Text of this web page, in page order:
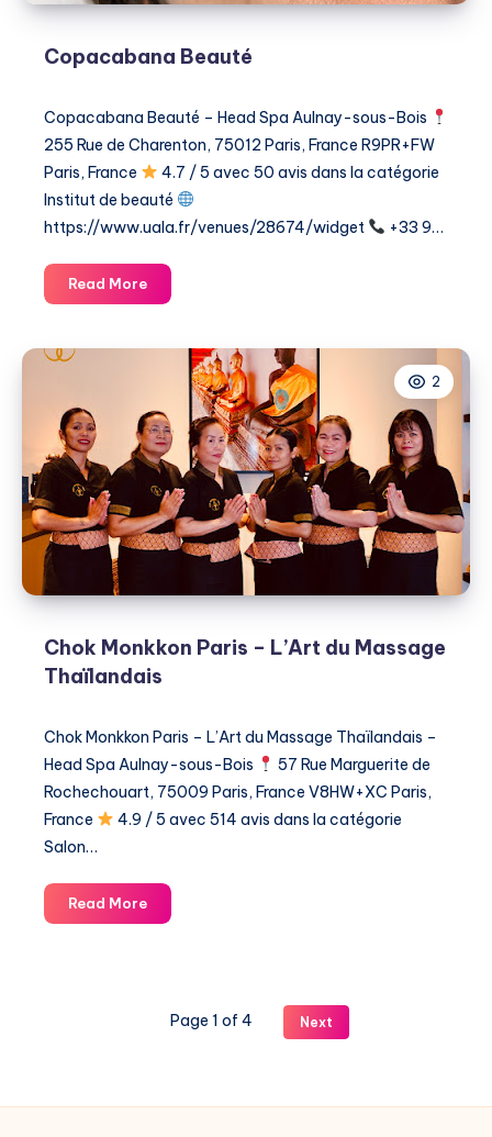
Copacabana Beauté
Copacabana Beauté – Head Spa Aulnay-sous-Bois
255 Rue de Charenton, 75012 Paris, France R9PR+FW
Paris, France
4.7 / 5 avec 50 avis dans la catégorie ​
Institut de beauté
https://www.uala.fr/venues/28674/widget
+33 9…
Read MoreCopacabana
Beauté
2
Chok Monkkon Paris – L’Art du Massage
Thaïlandais
Chok Monkkon Paris – L’Art du Massage Thaïlandais –
Head Spa Aulnay-sous-Bois
57 Rue Marguerite de
Rochechouart, 75009 Paris, France V8HW+XC Paris,
France
4.9 / 5 avec 514 avis dans la catégorie ​
Salon…
Read MoreChok
Monkkon
Page 1 of 4 Next